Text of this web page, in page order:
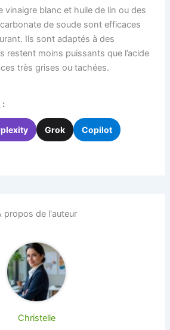
vinaigre blanc et huile de lin ou des
de soude sont efficaces
Ils sont adaptés à des
restent moins puissants que l’acide
très grises ou tachées.
:
Grok Copilot
propos de l'auteur
Christelle